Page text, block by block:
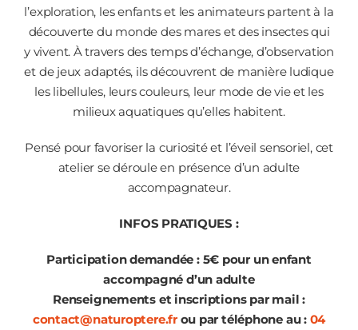
l’exploration, les enfants et les animateurs partent à la
découverte du monde des mares et des insectes qui
y vivent. À travers des temps d’échange, d’observation
et de jeux adaptés, ils découvrent de manière ludique
les libellules, leurs couleurs, leur mode de vie et les
milieux aquatiques qu’elles habitent.
Pensé pour favoriser la curiosité et l’éveil sensoriel, cet
atelier se déroule en présence d’un adulte
accompagnateur.
INFOS PRATIQUES :
Participation demandée : 5€ pour un enfant
accompagné d’un adulte
Renseignements et inscriptions par mail :
contact@naturoptere.frou par téléphone au : 04